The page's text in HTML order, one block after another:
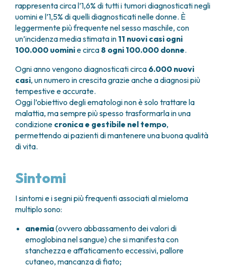
rappresenta circa l’1,6% di tutti i tumori diagnosticati negli
uomini e l’1,5% di quelli diagnosticati nelle donne. È
leggermente più frequente nel sesso maschile, con
un’incidenza media stimata in 11 nuovi casi ogni
100.000 uominie circa 8 ogni 100.000 donne.
Ogni anno vengono diagnosticati circa 6.000 nuovi
casi, un numero in crescita grazie anche a diagnosi più
tempestive e accurate.
Oggi l’obiettivo degli ematologi non è solo trattare la
malattia, ma sempre più spesso trasformarla in una
condizione cronica e gestibile nel tempo,
permettendo ai pazienti di mantenere una buona qualità
di vita.
Sintomi
I sintomi e i segni più frequenti associati al mieloma
multiplo sono:
anemia(ovvero abbassamento dei valori di
emoglobina nel sangue) che si manifesta con
stanchezza e affaticamento eccessivi, pallore
cutaneo, mancanza di fiato;